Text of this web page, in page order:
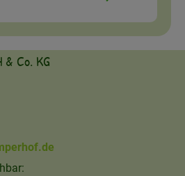
Co. KG